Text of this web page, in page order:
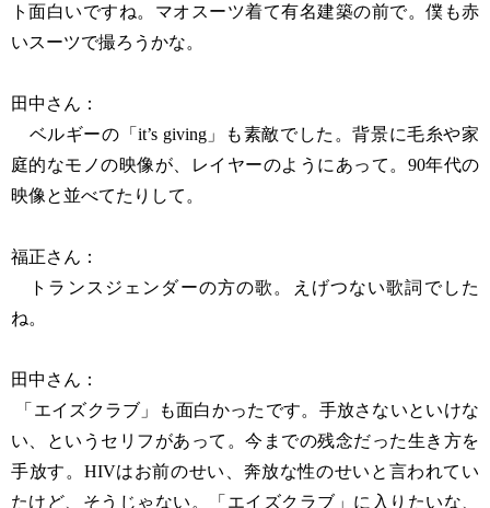
ト面白いですね。マオスーツ着て有名建築の前で。僕も赤
いスーツで撮ろうかな。
田中さん：
ベルギーの「it’s giving」も素敵でした。背景に毛糸や家
庭的なモノの映像が、レイヤーのようにあって。90年代の
映像と並べてたりして。
福正さん：
トランスジェンダーの方の歌。えげつない歌詞でした
ね。
田中さん：
「エイズクラブ」も面白かったです。手放さないといけな
い、というセリフがあって。今までの残念だった生き方を
手放す。HIVはお前のせい、奔放な性のせいと言われてい
たけど、そうじゃない。「エイズクラブ」に入りたいな、